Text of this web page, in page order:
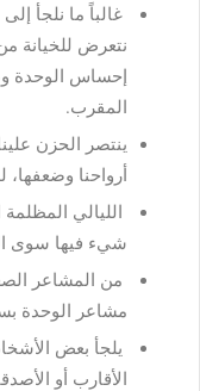
غالباً ما نلجأ
نتعرض للخيانة
إحساس الوحدة
المقرب.
ينتصر الحزن
أرواحنا
الليالي
شيء فيها سوى
من المشاعر
مشاعر الوحدة
يلجأ بعض
الأقارب أو